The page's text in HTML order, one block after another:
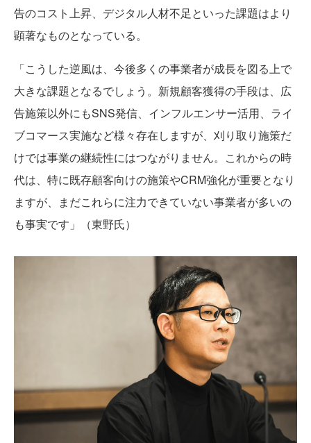
告のコスト上昇、デジタル人材不足といった課題はより
顕著なものとなっている。
「こうした逆風は、今後多くの事業者が成長を図る上で
大きな課題となるでしょう。新規顧客獲得の手段は、広
告施策以外にもSNS発信、インフルエンサー活用、ライ
ブコマース実施など様々存在しますが、刈り取り施策だ
けでは事業の継続性にはつながりません。これからの時
代は、特に既存顧客向けの施策やCRM強化が重要となり
ますが、まだこれらに注力できていない事業者が多いの
も事実です」（東野氏）